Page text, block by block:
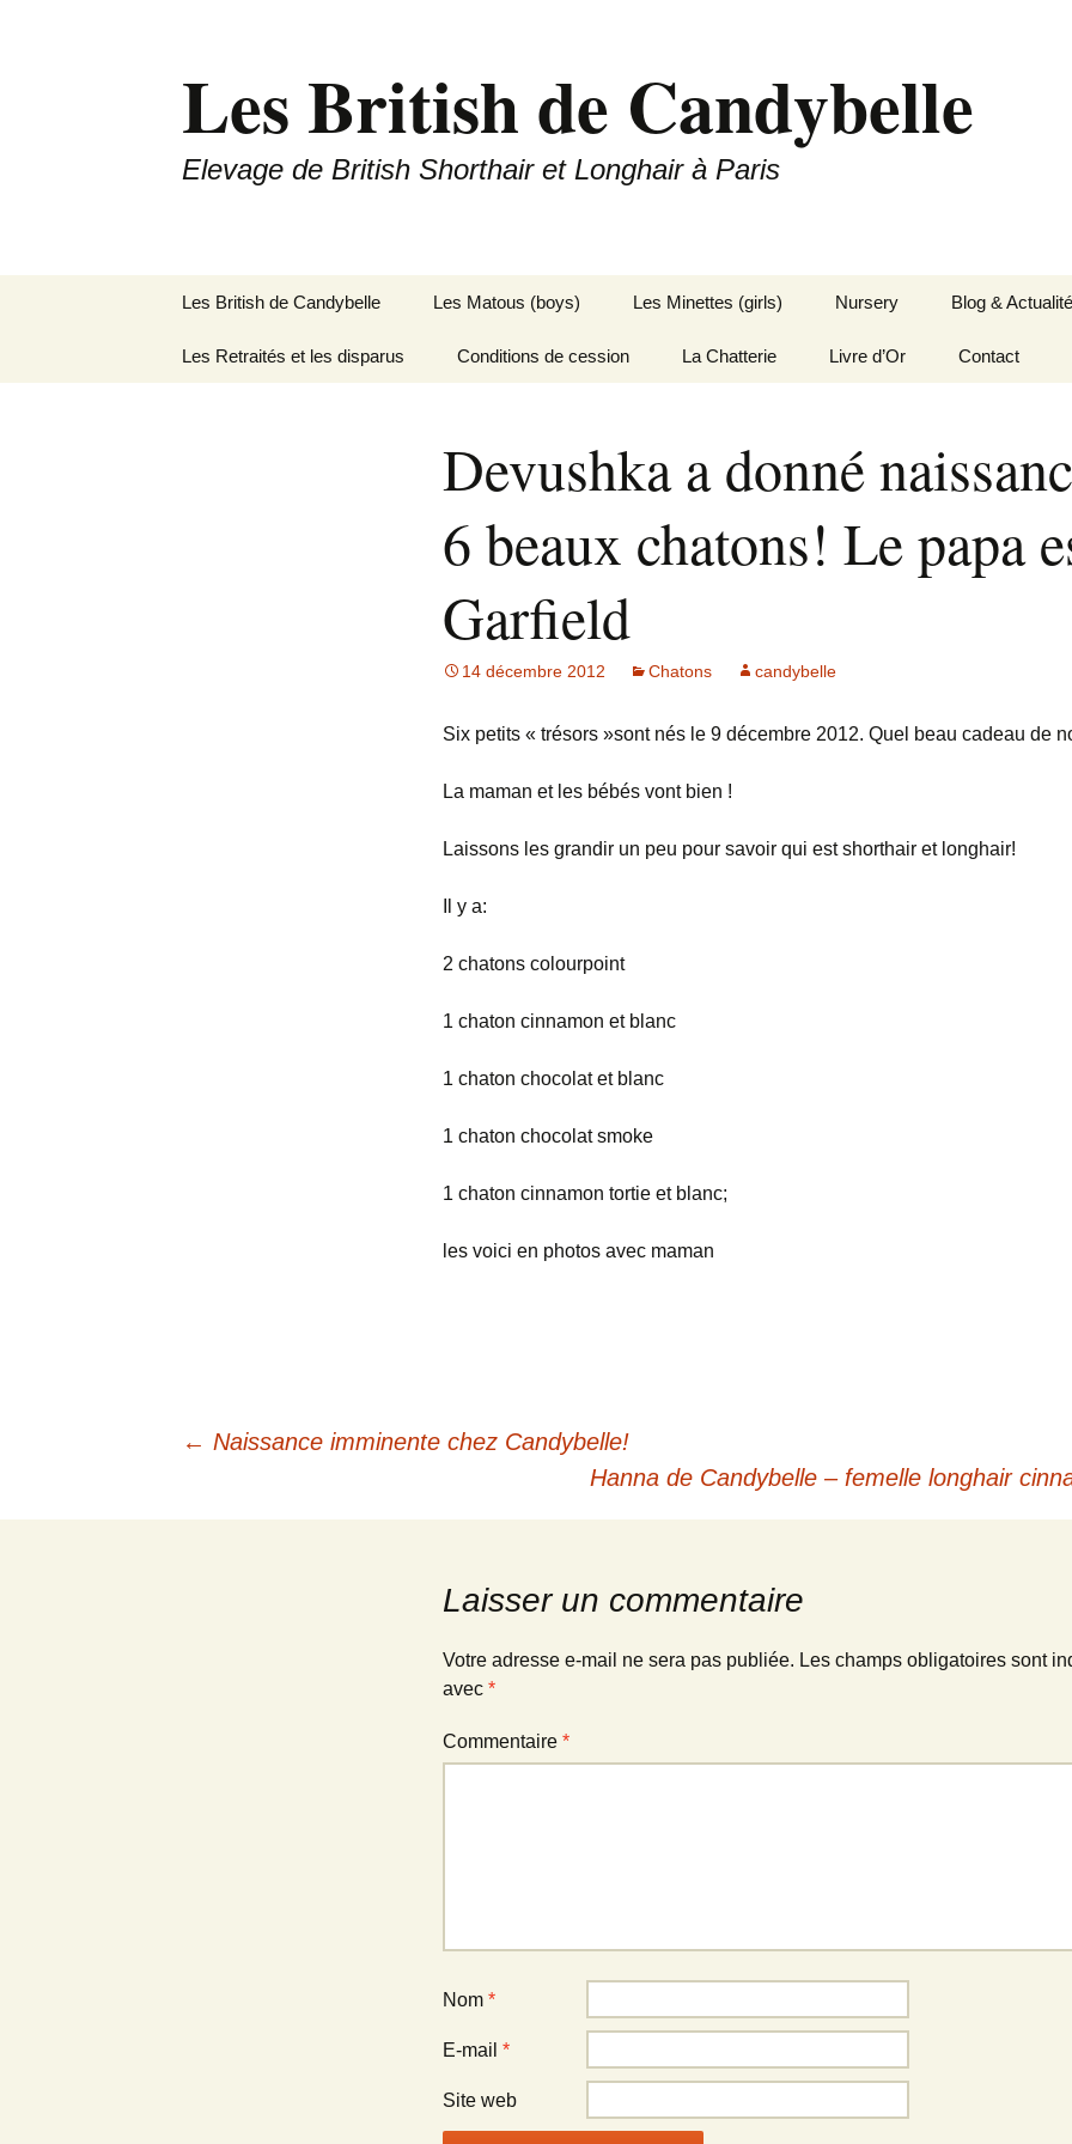
Les British de Candybelle
Elevage de British Shorthair et Longhair à Paris
contenu
Les British de Candybelle Les Matous (boys) Les Minettes (girls) Nursery Blog &
Les Retraités et les disparus Conditions de cession La Chatterie Livre d’Or Contact
Devushka a donné
6 beaux chatons! Le papa
Garfield
14 décembre 2012 Chatons candybelle
Six petits « trésors »sont nés le 9 décembre 2012. Quel beau cadeau de
La maman et les bébés vont bien !
Laissons les grandir un peu pour savoir qui est shorthair et longhair!
Il y a:
2 chatons colourpoint
1 chaton cinnamon et blanc
1 chaton chocolat et blanc
1 chaton chocolat smoke
1 chaton cinnamon tortie et blanc;
les voici en photos avec maman
Navigation
des
← Naissance imminente chez Candybelle!
Hanna de Candybelle – femelle longhair
Laisser un commentaire
Votre adresse e-mail ne sera pas publiée. Les champs obligatoires sont
avec *
Commentaire *
Nom *
E-mail *
Site web